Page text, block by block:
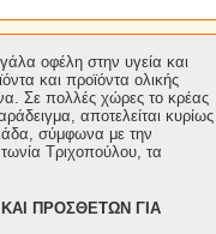
οφέλη στην υγεία και
και προϊόντα ολικής
Σε πολλές χώρες το κρέας
αποτελείται κυρίως
σύμφωνα με την
Τριχοπούλου, τα
ΠΡΟΣΘΕΤΩΝ ΓΙΑ